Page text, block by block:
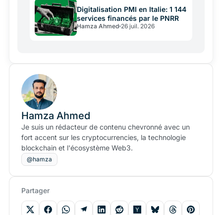
Digitalisation PMI en Italie: 1 144
services financés par le PNRR
Hamza Ahmed 26 juil. 2026
Hamza Ahmed
Je suis un rédacteur de contenu chevronné avec un
fort accent sur les cryptocurrencies, la technologie
blockchain et l'écosystème Web3.
@hamza
Partager